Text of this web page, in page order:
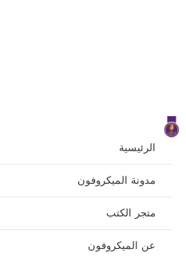
الرئيسية
مدونة الميكروفون
متجر الكتب
عن الميكروفون